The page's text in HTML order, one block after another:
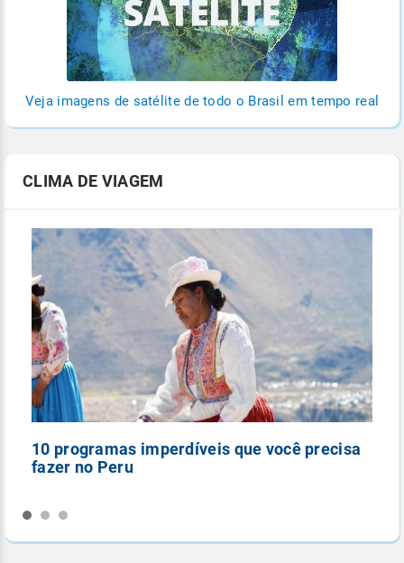
Veja imagens de satélite de todo o Brasil em tempo real
CLIMA DE VIAGEM
10 programas imperdíveis que você precisa
fazer no Peru